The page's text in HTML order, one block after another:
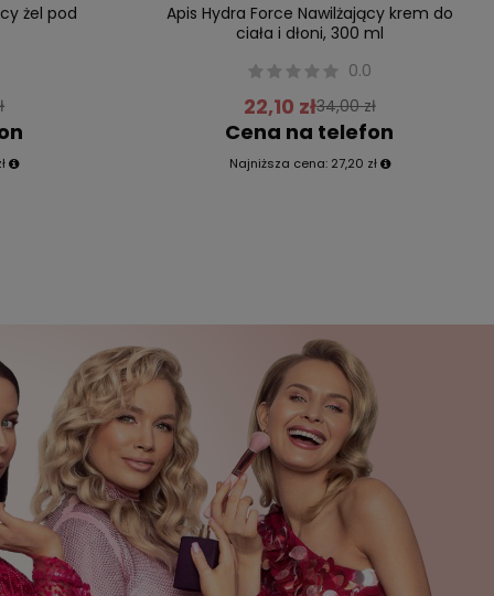
żel pod
Apis Hydra Force Nawilżający krem do
ciała i dłoni, 300 ml
0.0
22,10 zł34,00 zł
Cena na telefon
Najniższa cena: 27,20 zł